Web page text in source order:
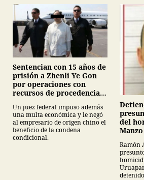
Sentencian con 15 años de
prisión a Zhenli Ye Gon
por operaciones con
recursos de procedencia
Un juez federal impuso además
una multa económica y le negó
al empresario de origen chino el
beneficio de la condena
condicional.
del
Manzo
Ramón
detenido